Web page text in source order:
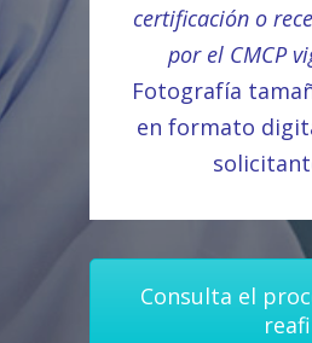
certificación o
por el CMCP
Fotografía
en formato
Consulta el